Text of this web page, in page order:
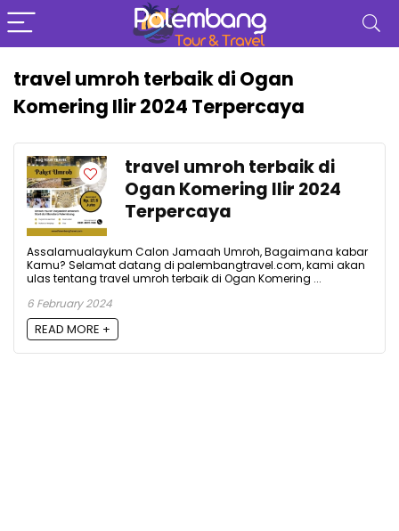
travel umroh terbaik di Ogan
Komering Ilir 2024 Terpercaya
travel umroh terbaik di
Ogan Komering Ilir 2024
Terpercaya
Assalamualaykum Calon Jamaah Umroh, Bagaimana kabar
Kamu? Selamat datang di palembangtravel.com, kami akan
ulas tentang travel umroh terbaik di Ogan Komering ...
6 February 2024
READ MORE +